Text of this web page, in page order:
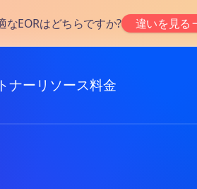
なEORはどちらですか? 違いを見る
ナーリソース料金